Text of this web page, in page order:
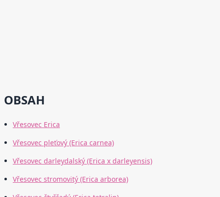
OBSAH
Vřesovec Erica
Vřesovec pleťový (Erica carnea)
Vřesovec darleydalský (Erica x darleyensis)
Vřesovec stromovitý (Erica arborea)